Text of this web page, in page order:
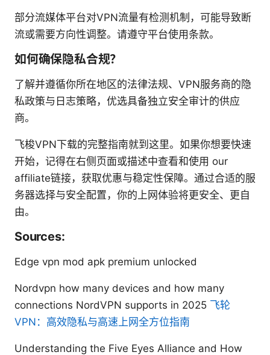
部分流媒体平台对VPN流量有检测机制，可能导致断
流或需要方向性调整。请遵守平台使用条款。
如何确保隐私合规？
了解并遵循你所在地区的法律法规、VPN服务商的隐
私政策与日志策略，优选具备独立安全审计的供应
商。
飞梭VPN下载的完整指南就到这里。如果你想要快速
开始，记得在右侧页面或描述中查看和使用 our
affiliate链接，获取优惠与稳定性保障。通过合适的服
务器选择与安全配置，你的上网体验将更安全、更自
由。
Sources:
Edge vpn mod apk premium unlocked
Nordvpn how many devices and how many
connections NordVPN supports in 2025 飞轮
VPN：高效隐私与高速上网全方位指南
Understanding the Five Eyes Alliance and How